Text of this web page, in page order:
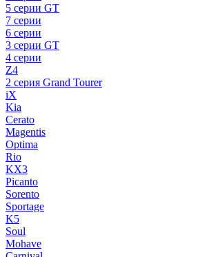
5 серии GT
7 серии
6 серии
3 серии GT
4 серии
Z4
2 серия Grand Tourer
iX
Kia
Cerato
Magentis
Optima
Rio
KX3
Picanto
Sorento
Sportage
K5
Soul
Mohave